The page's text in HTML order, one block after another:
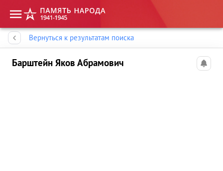
Вернуться к результатам поиска
Барштейн Яков Абрамович
Память народа